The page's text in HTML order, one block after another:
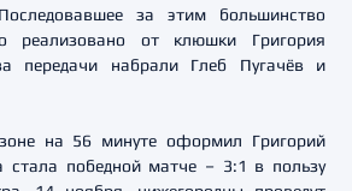
за этим большинство
реализовано от клюшки Григория
передачи набрали Глеб Пугачёв и
на 56 минуте оформил Григорий
стала победной матче – 3:1 в пользу